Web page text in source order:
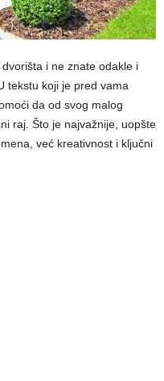
i ne znate odakle i
tekstu koji je pred vama
da od svog malog
raj. Što je najvažnije, uopšte
već kreativnost i ključni